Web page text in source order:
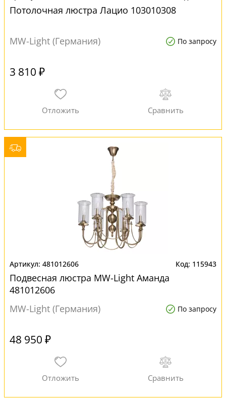
Потолочная люстра Лацио 103010308
MW-Light (Германия) По запросу
3 810 ₽
481012606 115943
Подвесная люстра MW-Light Аманда
481012606
MW-Light (Германия)
По запросу
48 950 ₽